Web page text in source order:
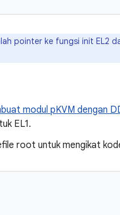
pointer ke fungsi init EL2
modul pKVM dengan
EL1.
root untuk mengikat